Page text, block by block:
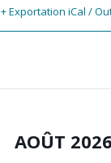
+ Exportation iCal /
AOÛT 2026